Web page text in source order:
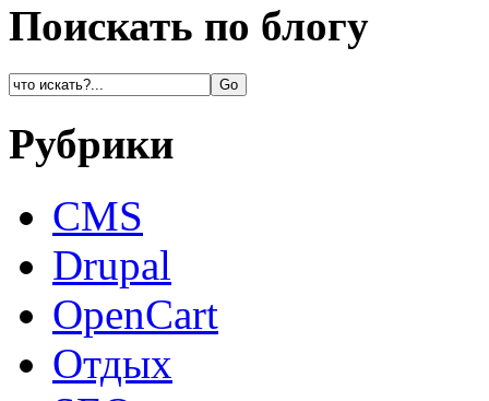
Поискать по блогу
Рубрики
CMS
Drupal
OpenCart
Oтдых